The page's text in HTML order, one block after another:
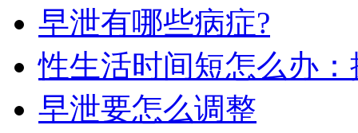
早泄有哪些病症?
性生活时间短怎么办
早泄要怎么调整